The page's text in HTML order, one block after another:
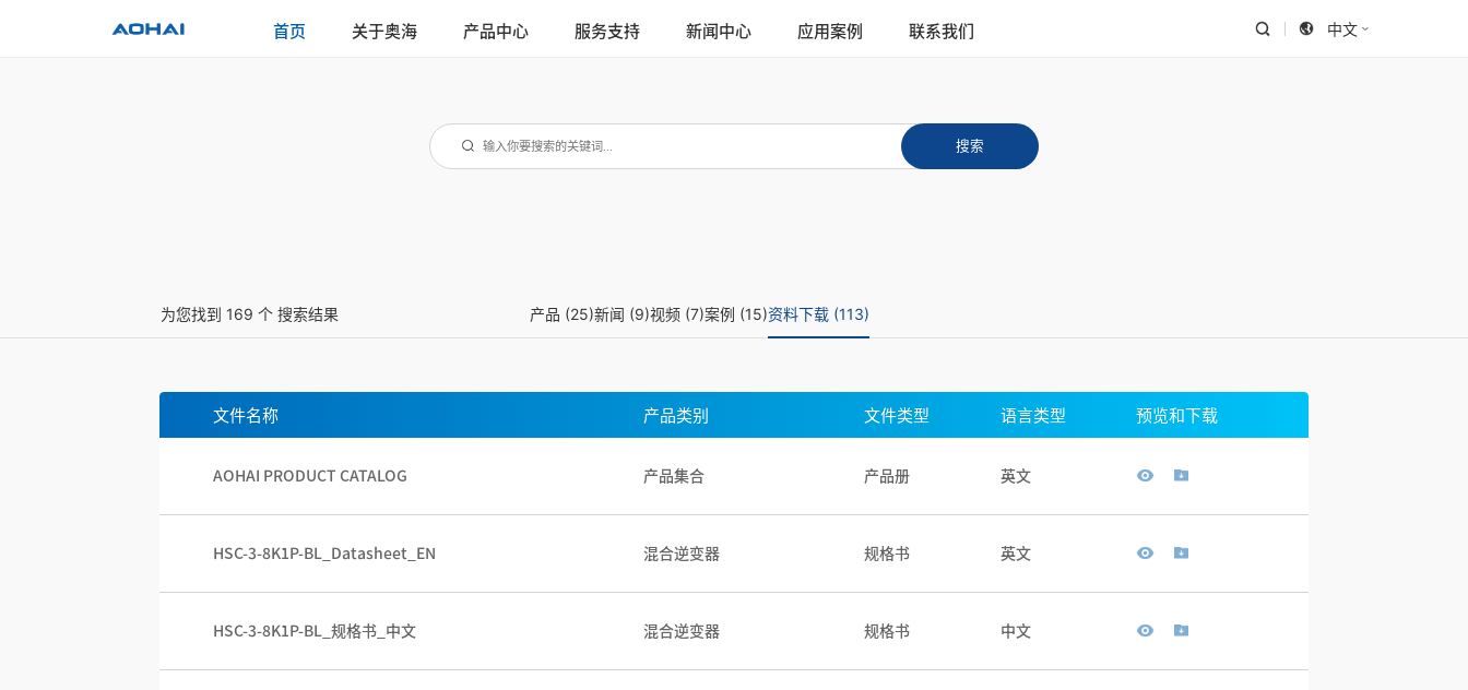
首页 关于奥海 产品中心 服务支持 新闻中心 应用案例 联系我们 中文
为您找到 169 个 搜索结果 产品 (25)新闻 (9)视频 (7)案例 (15)资料下载 (113)
文件名称 产品类别 文件类型 语言类型 预览和下载
AOHAI PRODUCT CATALOG 产品集合 产品册 英文
HSC-3-8K1P-BL_Datasheet_EN 混合逆变器 规格书 英文
HSC-3-8K1P-BL_规格书_中文 混合逆变器 规格书 中文